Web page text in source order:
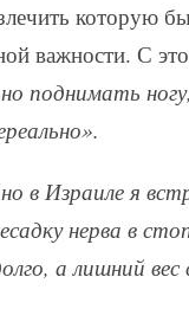
которую
важности. С
поднимать
в Израиле я
нерва в
а лишний